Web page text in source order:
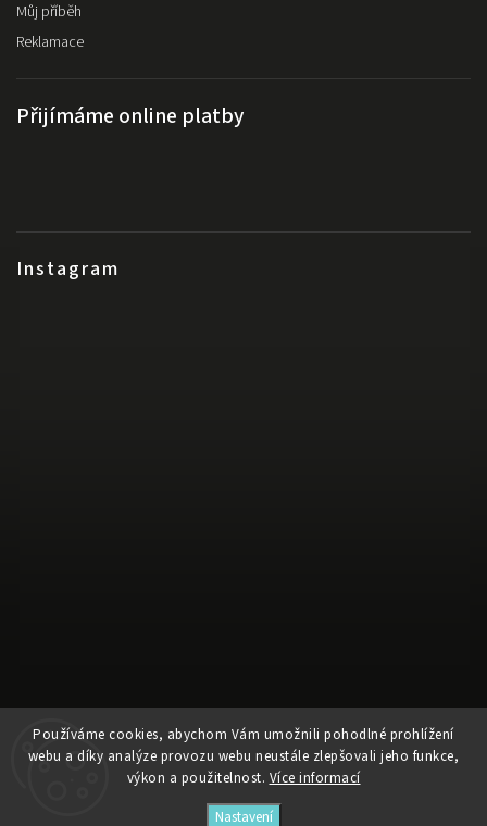
Používáme cookies, abychom Vám umožnili pohodlné prohlížení
webu a díky analýze provozu webu neustále zlepšovali jeho funkce,
výkon a použitelnost. Více informací
Nastavení
Instagram
Sledovat na Instagramu
Můj příběh
Reklamace
Přijímáme online platby
faifstore. Všechna práva vyhrazena.